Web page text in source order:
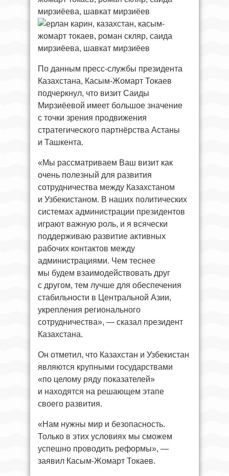
По данным пресс-службы президента
Казахстана, Касым-Жомарт Токаев
подчеркнул, что визит Саиды
Мирзиёевой имеет большое значение
с точки зрения продвижения
стратегического партнёрства Астаны
и Ташкента.
«Мы рассматриваем Ваш визит как
очень полезный для развития
сотрудничества между Казахстаном
и Узбекистаном. В наших политических
системах администрации президентов
играют важную роль, и я всячески
поддерживаю развитие активных
рабочих контактов между
администрациями. Чем теснее
мы будем взаимодействовать друг
с другом, тем лучше для обеспечения
стабильности в Центральной Азии,
укрепления регионального
сотрудничества», — сказал президент
Казахстана.
Он отметил, что Казахстан и Узбекистан
являются крупными государствами
«по целому ряду показателей»
и находятся на решающем этапе
своего развития.
«Нам нужны мир и безопасность.
Только в этих условиях мы сможем
успешно проводить реформы», —
заявил Касым-Жомарт Токаев.